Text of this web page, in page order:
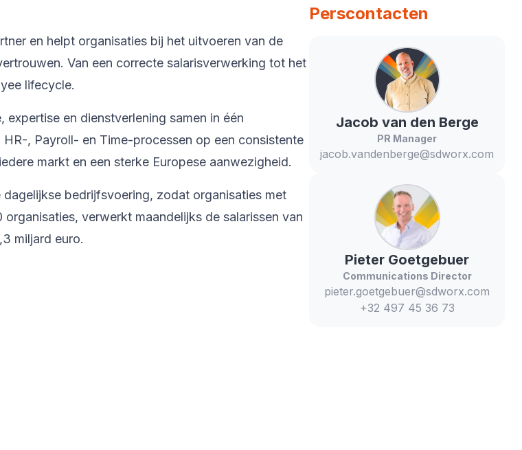
en helpt organisaties bij het uitvoeren van de
Van een correcte salarisverwerking tot het
lifecycle.
en dienstverlening samen in één
, Payroll- en Time-processen op een consistente
markt en een sterke Europese aanwezigheid.
bedrijfsvoering, zodat organisaties met
verwerkt maandelijks de salarissen van
miljard euro.
Perscontacten
Jacob van den Berge
PR Manager
jacob.vandenberge@sdworx.com
Pieter Goetgebuer
Communications Director
pieter.goetgebuer@sdworx.com
+32 497 45 36 73